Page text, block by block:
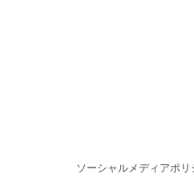
ソーシャルメディアポリ